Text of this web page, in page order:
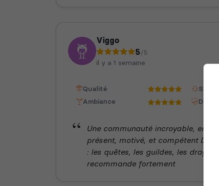
Viggo
5/5
il y a 1 semaine
Qualité
Staff
Ambiance
Une communauté incroyable, en
présent, motivé, et compétent Des
: les quêtes, les guildes, les
recommande fortement